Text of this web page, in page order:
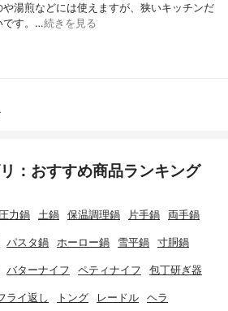
湯煎などには使えますが、狭いキッチンだ
です。…続きを見る
：おすすめ商品ランキング
力鍋 土鍋 保温調理鍋 片手鍋 両手鍋
パスタ鍋 ホーロー鍋 雪平鍋 寸胴鍋
バターナイフ ペティナイフ 包丁研ぎ器
ライ返し トング レードル ヘラ